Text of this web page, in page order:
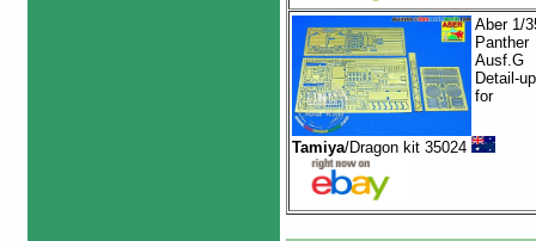
Aber 1/
Panther
Ausf.G
Detail-
for
Tamiya/Dragon kit 35024